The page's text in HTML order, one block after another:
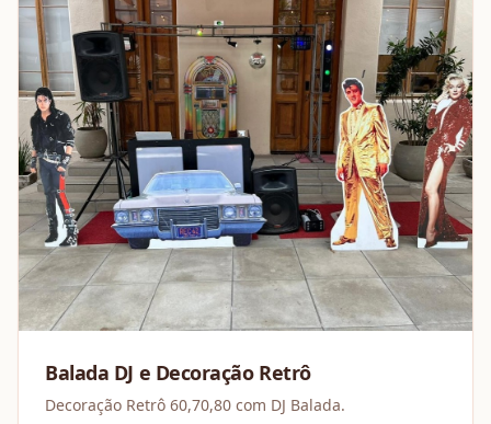
Balada DJ e Decoração Retrô
Decoração Retrô 60,70,80 com DJ Balada.